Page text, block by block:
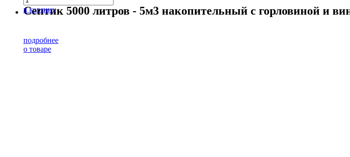
в корзину
Септик 5000 литров - 5м3 накопительный с горловиной и
подробнее
о товаре